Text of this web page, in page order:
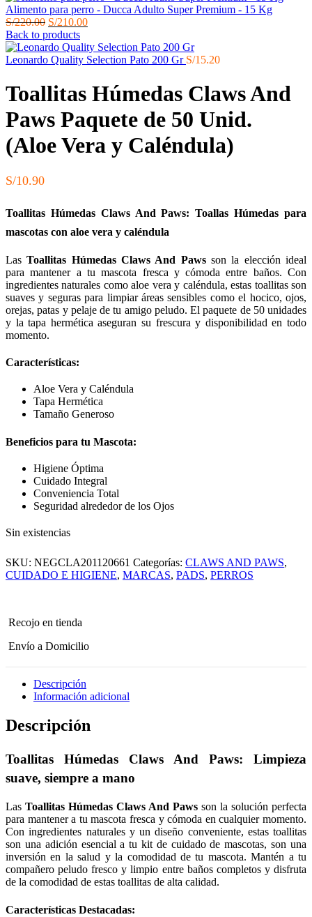
Alimento para perro - Ducca Adulto Super Premium - 15 Kg
S/220.00 El
precio
original
era:
S/210.00El
actual
es:
Back to products
Leonardo Quality Selection Pato 200 Gr S/15.20
Toallitas Húmedas Claws And
Paws Paquete de 50 Unid.
(Aloe Vera y Caléndula)
S/10.90
Toallitas Húmedas Claws And Paws: Toallas Húmedas para
mascotas con aloe vera y caléndula
LasToallitas Húmedas Claws And Pawsson la elección ideal
para mantener a tu mascota fresca y cómoda entre baños. Con
ingredientes naturales como aloe vera y caléndula, estas toallitas son
suaves y seguras para limpiar áreas sensibles como el hocico, ojos,
orejas, patas y pelaje de tu amigo peludo. El paquete de 50 unidades
y la tapa hermética aseguran su frescura y disponibilidad en todo
momento.
Características:
Aloe Vera y Caléndula
Tapa Hermética
Tamaño Generoso
Beneficios para tu Mascota:
Higiene Óptima
Cuidado Integral
Conveniencia Total
Seguridad alrededor de los Ojos
Sin existencias
SKU: NEGCLA201120661 Categorías: CLAWS AND PAWS,
CUIDADO E HIGIENE, MARCAS, PADS, PERROS
Recojo en tienda
Envío a Domicilio
Descripción
Información adicional
Descripción
Toallitas Húmedas Claws And Paws: Limpieza
suave, siempre a mano
Las Toallitas Húmedas Claws And Paws son la solución perfecta
para mantener a tu mascota fresca y cómoda en cualquier momento.
Con ingredientes naturales y un diseño conveniente, estas toallitas
son una adición esencial a tu kit de cuidado de mascotas, son una
inversión en la salud y la comodidad de tu mascota. Mantén a tu
compañero peludo fresco y limpio entre baños completos y disfruta
de la comodidad de estas toallitas de alta calidad.
Características Destacadas: